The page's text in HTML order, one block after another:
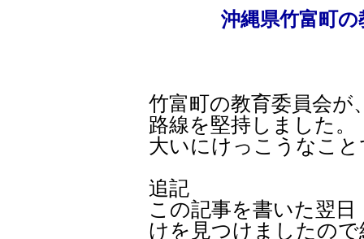
沖縄県竹富町
竹富町の教育委員会が
路線を堅持しました。
大いにけっこうなこ
追記
この記事を書いた翌
けを見つけましたの